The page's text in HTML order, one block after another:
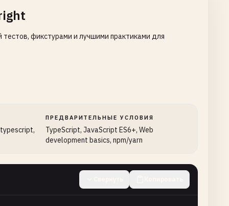
фикстурами и лучшими практиками для
ПРЕДВАРИТЕЛЬНЫЕ УСЛОВИЯ
TypeScript, JavaScript ES6+, Web
development basics, npm/yarn